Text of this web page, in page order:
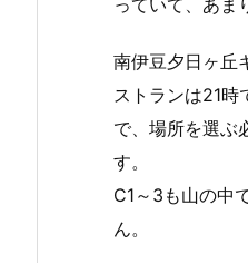
南伊豆夕日ヶ丘
ストランは21
で、場所を選ぶ
す。
C1～3も山の中
ん。